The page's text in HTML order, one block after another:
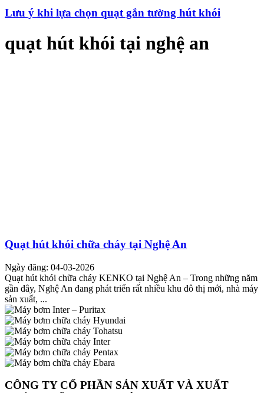
Lưu ý khi lựa chọn quạt gắn tường hút khói
quạt hút khói tại nghệ an
Quạt hút khói chữa cháy tại Nghệ An
Ngày đăng: 04-03-2026
Quạt hút khói chữa cháy KENKO tại Nghệ An – Trong những năm
gần đây, Nghệ An đang phát triển rất nhiều khu đô thị mới, nhà máy
sản xuất, ...
CÔNG TY CỔ PHẦN SẢN XUẤT VÀ XUẤT